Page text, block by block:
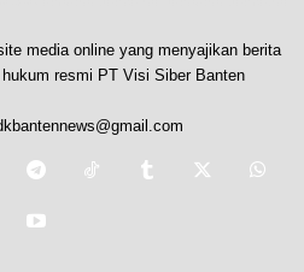
media online yang menyajikan berita
resmi PT Visi Siber Banten